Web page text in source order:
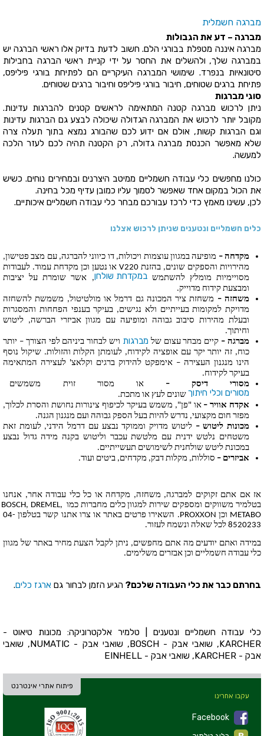
מברגה חשמלית
מברגה – דע את הגבולות
מברגה איננה מטפלת בבורגי הלם. חשוב לדעת בדיוק אלו ראשי הברגה יש
במברגה שלך, ולהשלים את החסר על ידי קניית ראשי הברגה בחבילות
סיטונאיות בנפרד. שימושי המברגה העיקריים הם לפתיחת בורגי פיליפס,
פתיחת ברגים שטוחים, חיבור בורגי פיליפס וחיבור ברגים שטוחים.
סוגי מברגות
ניתן לרכוש מברגה קטנה המתאימה לראשים קטנים להברגות עדינות.
מקובל יותר לרכוש את המברגה הגדולה שיכולה לבצע גם הברגות עדינות
וגם הברגות קשות, אולם אם ידוע לכם שהבורג נמצא בתוך תעלה צרה
שלא מאפשר הכנסת מברגה גדולה, רק הקטנה תהיה לכם לעזר הלכה
למעשה.
כולנו מחפשים כלי עבודה חשמליים ממיטב היצרנים ובמחירים נוחים. כשיש
את הכול במקום אחד שאפשר לסמוך עליו כמובן עדיף מכל בחינה.
לכן, עשינו מאמץ כדי לרכז עבורכם מבחר כלי עבודה חשמליים איכותיים.
כלים חשמליים ונטענים שניתן לרכוש אצלנו
מקדחה –
מסויימיות מומלץ להשתמש במקדחת שולחן
ומבצעת קידוח מדוייק.
משחזה –
וחיתוך.
מברגה – קיים מבחר עצום של מברגות
בעיקר לקידוח.
מסורי דיסק – או מסור זוית משמשים
מסורים וכלי חיתוך שונים לעץ או מתכת.
אקדח אוויר –
מפזר חום מקצועי, נדרש להיות בעל הספק גבוהה ועם מנגנון הגנה.
מכונות ליטוש –
במכונת ליטש שולחנית לשימושים תעשייתיים.
אביזרים – סוללות, מקלות דבק, מקדחים, ביטים ועוד.
בטלמיר משווקים ומספקים שירות למגוון כלים מחברות כמו BOSCH, DREMEL,
METABO וכן PROXXON. השאירו פרטים באתר או צרו אתנו קשר בטלפון 04-
8520233 לכל שאלה ונשמח לעזור.
כלי עבודה חשמליים וכן אבזרים משלימים.
בחרתם כבר את כלי העבודה שלכם? הגיע הזמן לבחור גם ארגז כלים.
כלי עבודה חשמליים ונטענים | טלמיר אלקטרוניקה: מכונות טיאוט -
KARCHER, שואבי אבק - BOSCH, שואבי אבק - NUMATIC, שואבי
אבק - KARCHER, שואבי אבק - EINHELL
פיתוח אתרי אינטרנט
עקבו אחרינו
Facebook